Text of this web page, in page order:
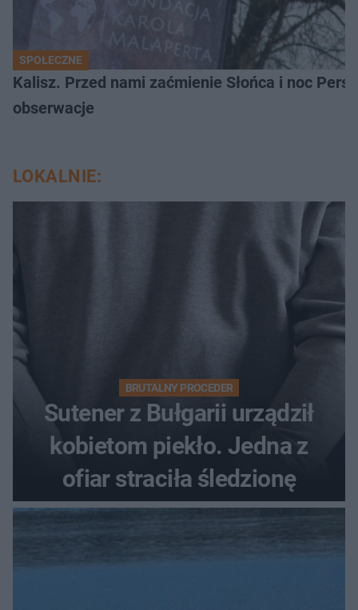
SPOŁECZNE
Kalisz. Przed nami zaćmienie Słońca i noc
obserwacje
LOKALNIE:
BRUTALNY PROCEDER
Sutener z Bułgarii urządził
kobietom piekło. Jedna z
ofiar straciła śledzionę